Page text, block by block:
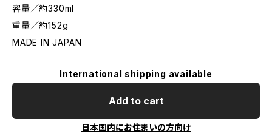
容量／約330ml
重量／約152g
MADE IN JAPAN
International shipping available
Add to cart
日本国内にお住まいの方向け